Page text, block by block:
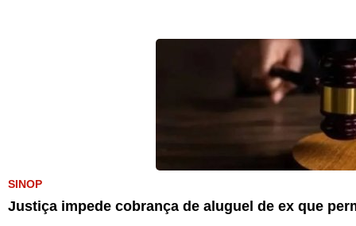
SINOP
Justiça impede cobrança de aluguel de ex que